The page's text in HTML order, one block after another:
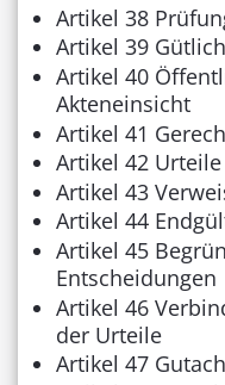
Artikel 38
Artikel 39
Artikel 40
Akteneinsicht
Artikel 41
Artikel 42
Artikel 43
Artikel 44
Artikel 45
Entscheidungen
Artikel 46
der Urteile
Artikel 47